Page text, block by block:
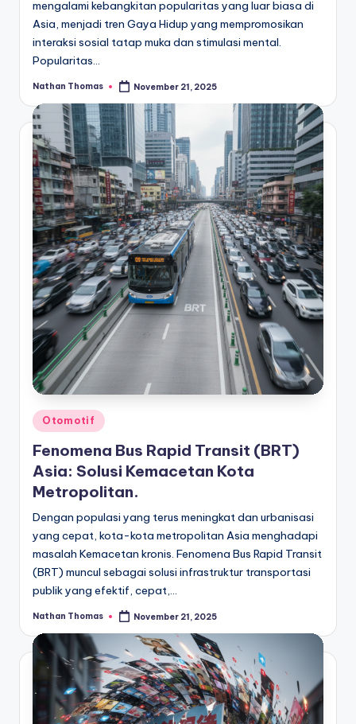
mengalami kebangkitan popularitas yang luar biasa di
Asia, menjadi tren Gaya Hidup yang mempromosikan
interaksi sosial tatap muka dan stimulasi mental.
Popularitas…
Posted
Nathan Thomas November 21, 2025
Posted
in
Otomotif
Fenomena Bus Rapid Transit (BRT)
Asia: Solusi Kemacetan Kota
Metropolitan.
Dengan populasi yang terus meningkat dan urbanisasi
yang cepat, kota-kota metropolitan Asia menghadapi
masalah Kemacetan kronis. Fenomena Bus Rapid Transit
(BRT) muncul sebagai solusi infrastruktur transportasi
publik yang efektif, cepat,…
Posted
Nathan Thomas November 21, 2025